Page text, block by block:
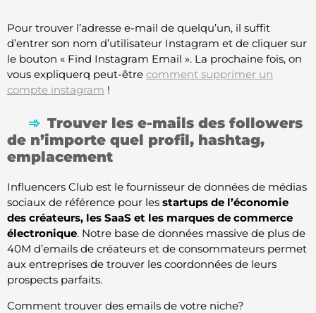
Pour trouver l’adresse e-mail de quelqu’un, il suffit
d’entrer son nom d’utilisateur Instagram et de cliquer sur
le bouton « Find Instagram Email ». La prochaine fois, on
vous expliquerq peut-être comment supprimer un
compte instagram !
Trouver les e-mails des followers
de n’importe quel profil, hashtag,
emplacement
Influencers Club est le fournisseur de données de médias
sociaux de référence pour les startups de l’économie
des créateurs, les SaaS et les marques de commerce
électronique. Notre base de données massive de plus de
40M d’emails de créateurs et de consommateurs permet
aux entreprises de trouver les coordonnées de leurs
prospects parfaits.
Comment trouver des emails de votre niche?